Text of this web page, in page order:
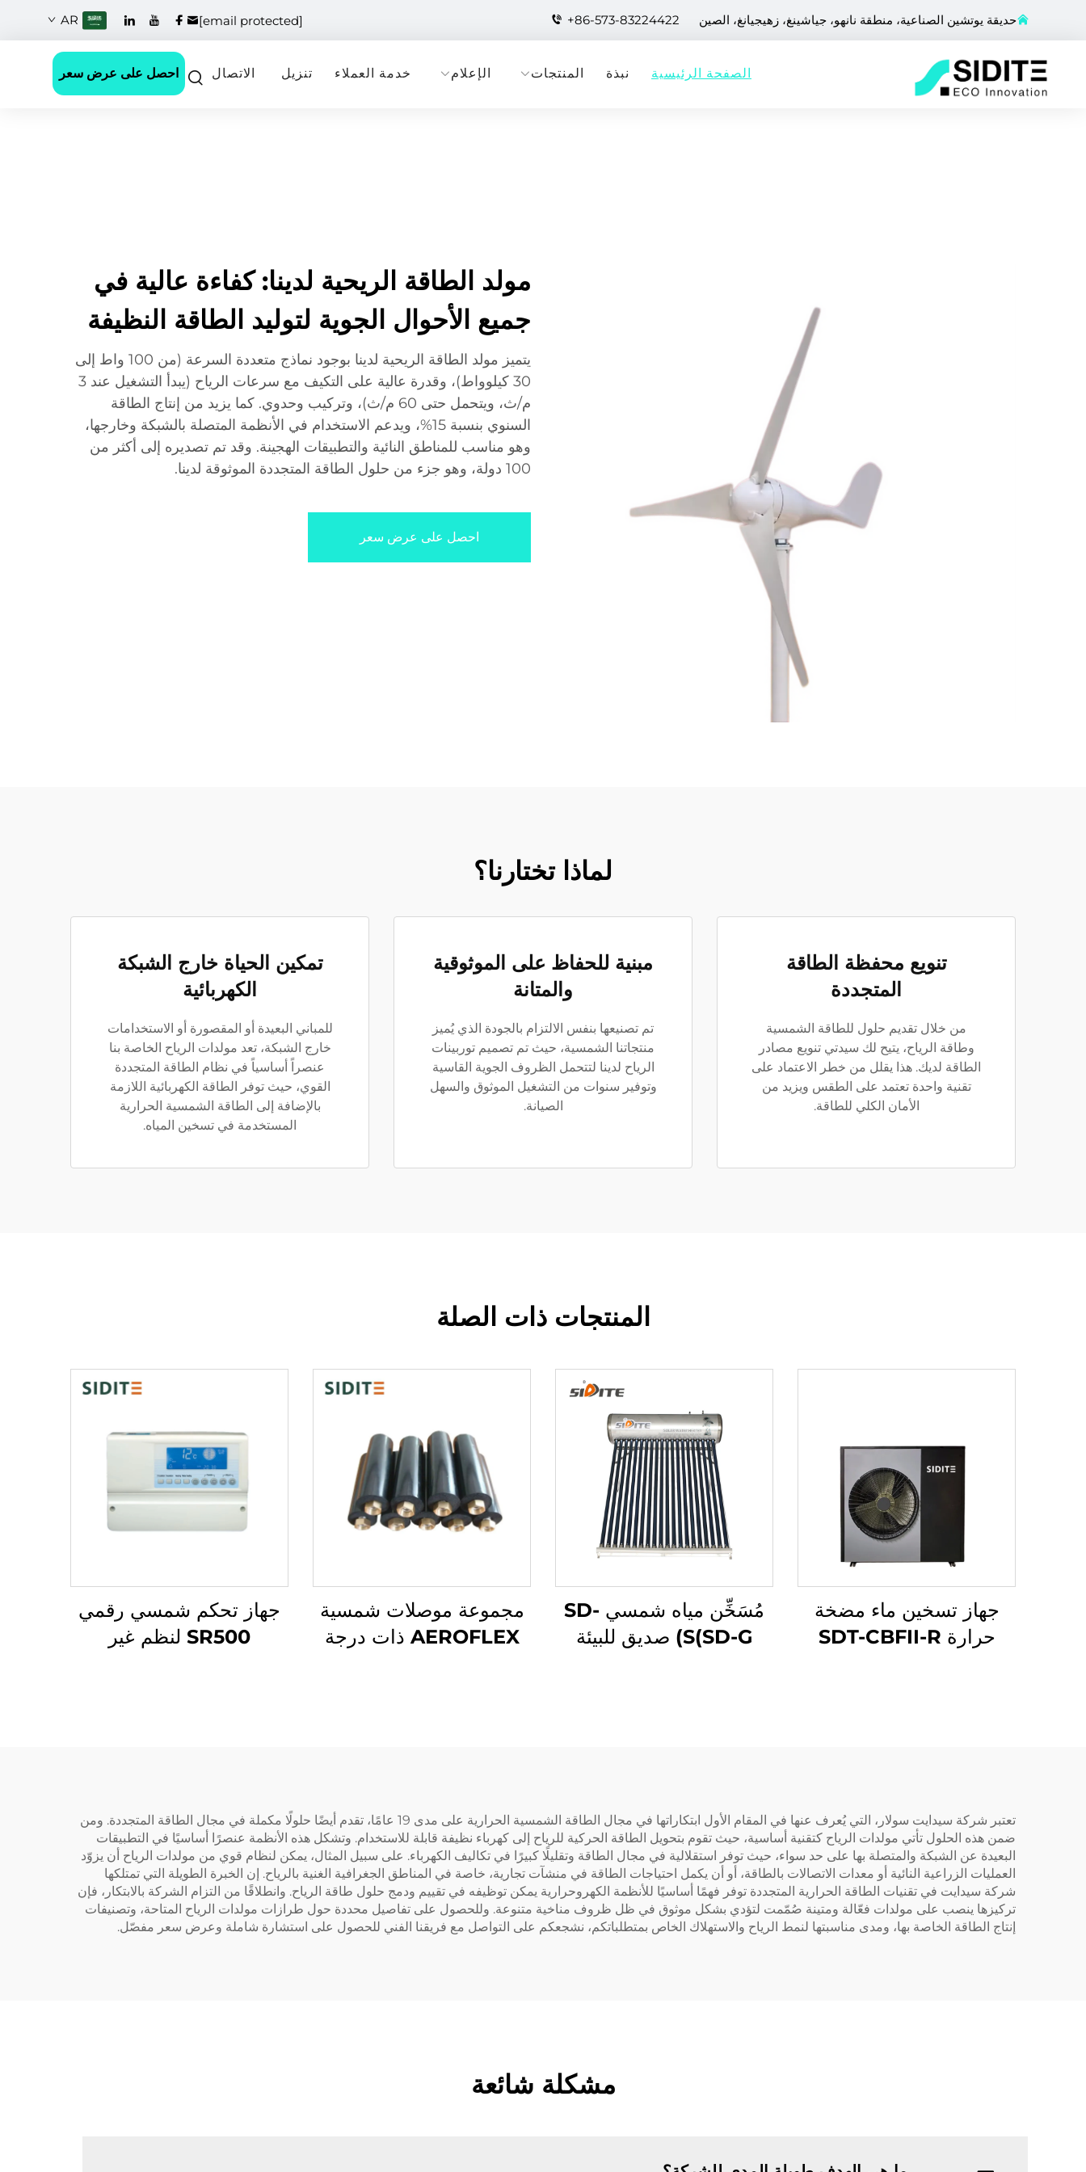
حديقة يوتشين الصناعية، منطقة نانهو، جياشينغ، زهيجيانغ، الصين +86-573-83224422
[email protected]
AR
الصفحة الرئيسية نبذة المنتجات الإعلام خدمة العملاء تنزيل الاتصال احصل على عرض سعر
مولد الطاقة الريحية لدينا: كفاءة عالية في
جميع الأحوال الجوية لتوليد الطاقة النظيفة
يتميز مولد الطاقة الريحية لدينا بوجود نماذج متعددة السرعة (من 100 واط إلى
30 كيلوواط)، وقدرة عالية على التكيف مع سرعات الرياح (يبدأ التشغيل عند 3
م/ث، ويتحمل حتى 60 م/ث)، وتركيب وحدوي. كما يزيد من إنتاج الطاقة
السنوي بنسبة 15%، ويدعم الاستخدام في الأنظمة المتصلة بالشبكة وخارجها،
وهو مناسب للمناطق النائية والتطبيقات الهجينة. وقد تم تصديره إلى أكثر من
100 دولة، وهو جزء من حلول الطاقة المتجددة الموثوقة لدينا.
احصل على عرض سعر
لماذا تختارنا؟
تنويع محفظة الطاقة
المتجددة
من خلال تقديم حلول للطاقة الشمسية
وطاقة الرياح، يتيح لك سيدتي تنويع مصادر
الطاقة لديك. هذا يقلل من خطر الاعتماد على
تقنية واحدة تعتمد على الطقس ويزيد من
الأمان الكلي للطاقة.
مبنية للحفاظ على الموثوقية
والمتانة
تم تصنيعها بنفس الالتزام بالجودة الذي يُميز
منتجاتنا الشمسية، حيث تم تصميم توربينات
الرياح لدينا لتتحمل الظروف الجوية القاسية
وتوفير سنوات من التشغيل الموثوق والسهل
الصيانة.
تمكين الحياة خارج الشبكة
الكهربائية
للمباني البعيدة أو المقصورة أو الاستخدامات
خارج الشبكة، تعد مولدات الرياح الخاصة بنا
عنصراً أساسياً في نظام الطاقة المتجددة
القوي، حيث توفر الطاقة الكهربائية اللازمة
بالإضافة إلى الطاقة الشمسية الحرارية
المستخدمة في تسخين المياه.
المنتجات ذات الصلة
جهاز تسخين ماء مضخة
حرارة SDT-CBFII-R
مُسَخِّن مياه شمسي SD-
S(SD-G) صديق للبيئة
مجموعة موصلات شمسية
AEROFLEX ذات درجة
جهاز تحكم شمسي رقمي
SR500 لنظم غير
تعتبر شركة سيدايت سولار، التي يُعرف عنها في المقام الأول ابتكاراتها في مجال الطاقة الشمسية الحرارية على مدى 19 عامًا، تقدم أيضًا حلولًا مكملة في مجال الطاقة المتجددة. ومن
ضمن هذه الحلول تأتي مولدات الرياح كتقنية أساسية، حيث تقوم بتحويل الطاقة الحركية للرياح إلى كهرباء نظيفة قابلة للاستخدام. وتشكل هذه الأنظمة عنصرًا أساسيًا في التطبيقات
البعيدة عن الشبكة والمتصلة بها على حد سواء، حيث توفر استقلالية في مجال الطاقة وتقليلًا كبيرًا في تكاليف الكهرباء. على سبيل المثال، يمكن لنظام قوي من مولدات الرياح أن يزوّد
العمليات الزراعية النائية أو معدات الاتصالات بالطاقة، أو أن يكمل احتياجات الطاقة في منشآت تجارية، خاصة في المناطق الجغرافية الغنية بالرياح. إن الخبرة الطويلة التي تمتلكها
شركة سيدايت في تقنيات الطاقة الحرارية المتجددة توفر فهمًا أساسيًا للأنظمة الكهروحرارية يمكن توظيفه في تقييم ودمج حلول طاقة الرياح. وانطلاقًا من التزام الشركة بالابتكار، فإن
تركيزها ينصب على مولدات فعّالة ومتينة صُمّمت لتؤدي بشكل موثوق في ظل ظروف مناخية متنوعة. وللحصول على تفاصيل محددة حول طرازات مولدات الرياح المتاحة، وتصنيفات
إنتاج الطاقة الخاصة بها، ومدى مناسبتها لنمط الرياح والاستهلاك الخاص بمتطلباتكم، نشجعكم على التواصل مع فريقنا الفني للحصول على استشارة شاملة وعرض سعر مفصّل.
مشكلة شائعة